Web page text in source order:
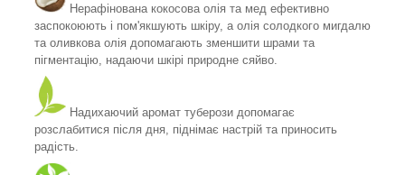
Нерафінована кокосова олія та мед ефективно
заспокоюють і пом'якшують шкіру, а олія солодкого мигдалю
та оливкова олія допомагають зменшити шрами та
пігментацію, надаючи шкірі природне сяйво.
Надихаючий аромат туберози допомагає
розслабитися після дня, піднімає настрій та приносить
радість.